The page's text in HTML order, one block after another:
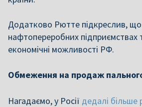
Додатково Рютте підкреслив,
нафтопереробних
економічні можливості РФ.
Обмеження на продаж
Нагадаємо, у Росії дедалі більше